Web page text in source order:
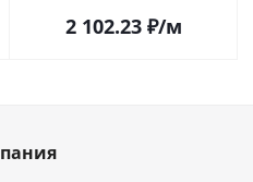
в Москве
2 102.23₽/м